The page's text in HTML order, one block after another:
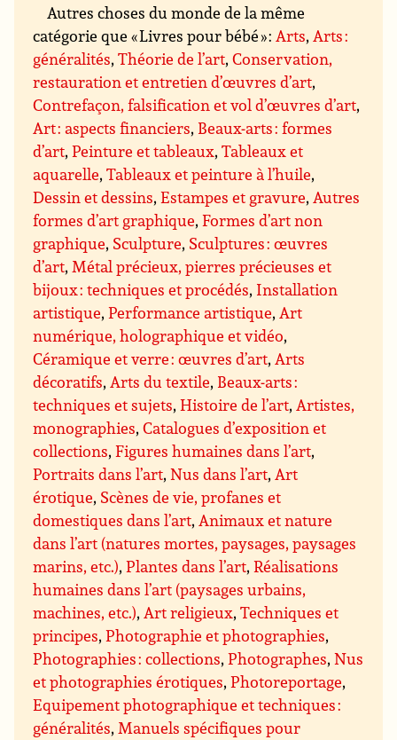
Autres choses du monde de la même
catégorie que « Livres pour bébé » :Arts,Arts :
généralités,Théorie de l’art,Conservation,
restauration et entretien d’œuvres d’art,
Contrefaçon, falsification et vol d’œuvres d’art,
Art : aspects financiers, Beaux-arts : formes
d’art,Peinture et tableaux,Tableaux et
aquarelle,Tableaux et peinture à l’huile,
Dessin et dessins,Estampes et gravure,Autres
formes d’art graphique,Formes d’art non
graphique, Sculpture, Sculptures : œuvres
d’art,Métal précieux, pierres précieuses et
bijoux : techniques et procédés, Installation
artistique,Performance artistique,Art
numérique, holographique et vidéo,
Céramique et verre : œuvres d’art,Arts
décoratifs,Arts du textile, Beaux-arts :
techniques et sujets,Histoire de l’art,Artistes,
monographies,Catalogues d’exposition et
collections,Figures humaines dans l’art,
Portraits dans l’art,Nus dans l’art,Art
érotique, Scènes de vie, profanes et
domestiques dans l’art,Animaux et nature
dans l’art (natures mortes, paysages, paysages
marins, etc.),Plantes dans l’art,Réalisations
humaines dans l’art (paysages urbains,
machines, etc.),Art religieux,Techniques et
principes,Photographie et photographies,
Photographies : collections,Photographes,Nus
et photographies érotiques,Photoreportage,
Equipement photographique et techniques :
généralités,Manuels spécifiques pour